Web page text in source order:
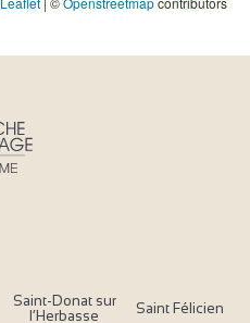
Saint-Donat sur
l’Herbasse
Saint Félicien